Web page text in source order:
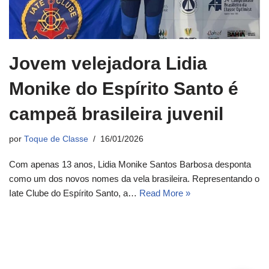
Jovem velejadora Lidia
Monike do Espírito Santo é
campeã brasileira juvenil
por Toque de Classe 16/01/2026
Com apenas 13 anos, Lidia Monike Santos Barbosa desponta
como um dos novos nomes da vela brasileira. Representando o
Iate Clube do Espírito Santo, a… Read More »